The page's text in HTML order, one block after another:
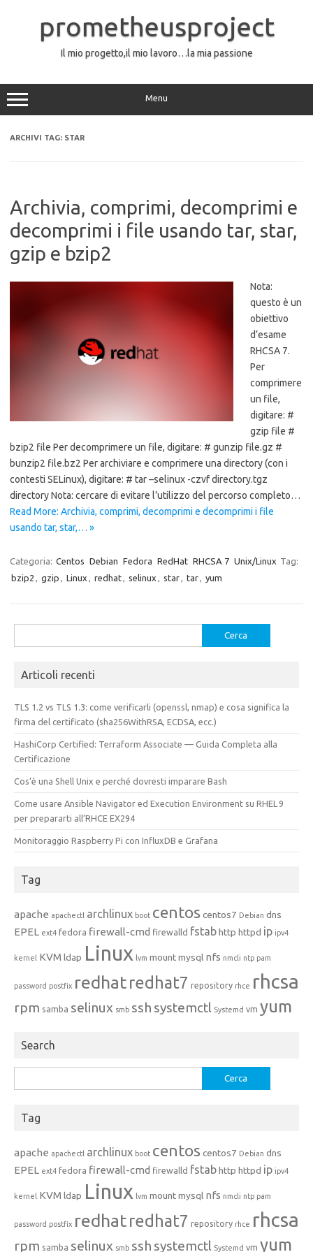
contenutoprometheusproject
Il mio progetto,il mio lavoro…la mia passione
Menu
ARCHIVI TAG: STAR
Archivia, comprimi, decomprimi e
decomprimi i file usando tar, star,
gzip e bzip2
Nota:
questo è un
obiettivo
d’esame
RHCSA 7.
Per
comprimere
un file,
digitare: #
gzip file #
bzip2 file Per decomprimere un file, digitare: # gunzip file.gz #
bunzip2 file.bz2 Per archiviare e comprimere una directory (con i
contesti SELinux), digitare: # tar –selinux -czvf directory.tgz
directory Nota: cercare di evitare l’utilizzo del percorso completo…
Read More: Archivia, comprimi, decomprimi e decomprimi i file
usando tar, star,… »
Categoria: Centos Debian Fedora RedHat RHCSA 7 Unix/Linux Tag:
bzip2 , gzip , Linux , redhat, selinux , star, tar, yum
per:
Articoli recenti
TLS 1.2 vs TLS 1.3: come verificarli (openssl, nmap) e cosa significa la
firma del certificato (sha256WithRSA, ECDSA, ecc.)
HashiCorp Certified: Terraform Associate — Guida Completa alla
Certificazione
Cos’è una Shell Unix e perché dovresti imparare Bash
Come usare Ansible Navigator ed Execution Environment su RHEL 9
per prepararti all’RHCE EX294
Monitoraggio Raspberry Pi con InfluxDB e Grafana
Tag
apache apachectl archlinux boot centoscentos7 Debian dns
EPEL ext4 fedora firewall-cmd firewalld fstabhttp httpd ip ipv4
kernel KVM ldap Linux lvm mountmysql nfs nmcli ntp pam
password postfix redhatredhat7 repository rhce rhcsa
rpm samba selinux smb ssh systemctl Systemd vm yum
Search
per:
Tag
apache apachectl archlinux boot centoscentos7 Debian dns
EPEL ext4 fedora firewall-cmd firewalld fstabhttp httpd ip ipv4
kernel KVM ldap Linux lvm mountmysql nfs nmcli ntp pam
password postfix redhatredhat7 repository rhce rhcsa
rpm samba selinux smb ssh systemctl Systemd vm yum